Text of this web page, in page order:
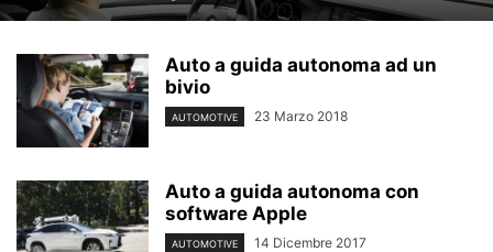
Auto a guida autonoma ad un
bivio
AUTOMOTIVE 23 Marzo 2018
Auto a guida autonoma con
software Apple
AUTOMOTIVE 14 Dicembre 2017